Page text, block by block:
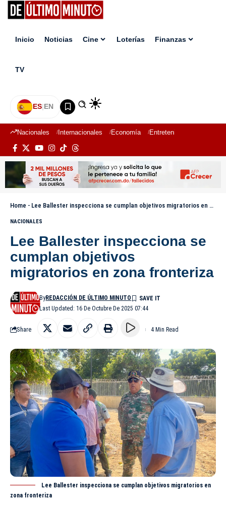
Inicio Noticias Cine Loterías Finanzas
TV
ES|EN
Nacionales Internacionales Economía Entretenimiento
Home - Lee Ballester inspecciona se cumplan objetivos migratorios en zona fronteriza
NACIONALES
Lee Ballester inspecciona se
cumplan objetivos
migratorios en zona fronteriza
Last Updated: 16 De Octubre De 2025 07:44
ByREDACCIÓN DE ÚLTIMO MINUTO
Share 4 Min Read
Lee Ballester inspecciona se cumplan objetivos migratorios en
zona fronteriza